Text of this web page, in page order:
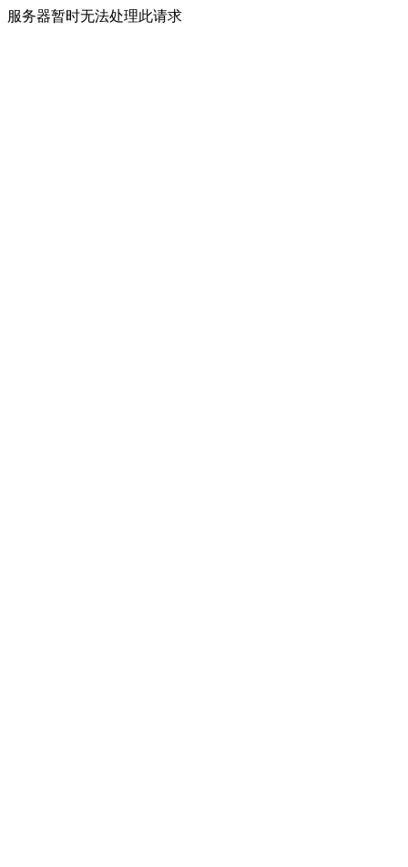
服务器暂时无法处理此请求